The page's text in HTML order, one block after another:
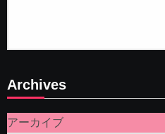
Archives
アーカイブ